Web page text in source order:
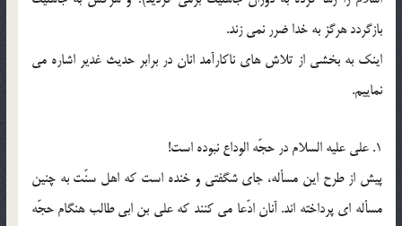
بازگردد هرگز به خدا ضرر نمي زند.
اينك به بخشي از تلاش هاي ناكارآمد انان در برابر حديث غدير اشاره مي
نماييم.
1. علي عليه السلام در حجّه الوداع نبوده است!
پيش از طرح اين مسأله، جاي شگفتي و خنده است كه اهل سنّت به چنين
مسأله اي پرداخته اند. آنان ادّعا مي كنند كه علي بن ابي طالب هنگام حجّه